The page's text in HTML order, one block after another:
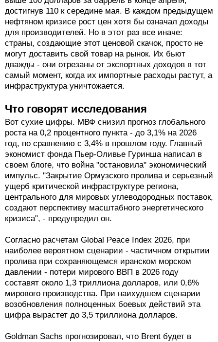
достигнув 110 к середине мая. В каждом предыдущем
нефтяном кризисе рост цен хотя бы означал доходы
для производителей. Но в этот раз все иначе:
страны, создающие этот ценовой скачок, просто не
могут доставить свой товар на рынок. Их бьют
дважды - они отрезаны от экспортных доходов в тот
самый момент, когда их импортные расходы растут, а
инфраструктура уничтожается.
Что говорят исследования
Вот сухие цифры. МВФ снизил прогноз глобального
роста на 0,2 процентного пункта - до 3,1% на 2026
год, по сравнению с 3,4% в прошлом году. Главный
экономист фонда Пьер-Оливье Гуринша написал в
своем блоге, что война "остановила" экономический
импульс. "Закрытие Ормузского пролива и серьезный
ущерб критической инфраструктуре региона,
центрального для мировых углеводородных поставок,
создают перспективу масштабного энергетического
кризиса", - предупредил он.
Согласно расчетам Global Peace Index 2026, при
наиболее вероятном сценарии - частичном открытии
пролива при сохраняющемся иранском морском
давлении - потери мирового ВВП в 2026 году
составят около 1,3 триллиона долларов, или 0,6%
мирового производства. При наихудшем сценарии
возобновления полноценных боевых действий эта
цифра вырастет до 3,5 триллиона долларов.
Goldman Sachs прогнозировал, что Brent будет в